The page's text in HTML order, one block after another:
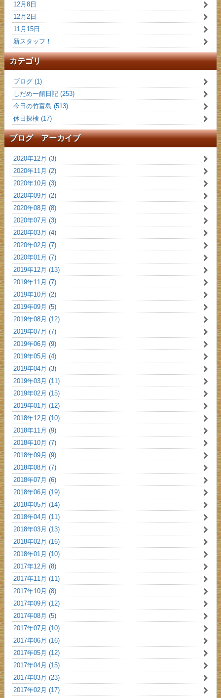
12月8日
12月2日
11月15日
新スタッフ！
カテゴリ
ブログ (1)
しだめー館日記 (253)
今日の竹富島 (513)
休日探検 (17)
ブログ アーカイブ
2020年12月 (3)
2020年11月 (2)
2020年10月 (3)
2020年09月 (2)
2020年08月 (8)
2020年07月 (3)
2020年03月 (4)
2020年02月 (7)
2020年01月 (7)
2019年12月 (13)
2019年11月 (7)
2019年10月 (2)
2019年09月 (5)
2019年08月 (12)
2019年07月 (7)
2019年06月 (9)
2019年05月 (4)
2019年04月 (3)
2019年03月 (11)
2019年02月 (15)
2019年01月 (12)
2018年12月 (10)
2018年11月 (9)
2018年10月 (7)
2018年09月 (9)
2018年08月 (7)
2018年07月 (6)
2018年06月 (19)
2018年05月 (14)
2018年04月 (11)
2018年03月 (13)
2018年02月 (16)
2018年01月 (10)
2017年12月 (8)
2017年11月 (11)
2017年10月 (8)
2017年09月 (12)
2017年08月 (5)
2017年07月 (10)
2017年06月 (16)
2017年05月 (12)
2017年04月 (15)
2017年03月 (23)
2017年02月 (17)